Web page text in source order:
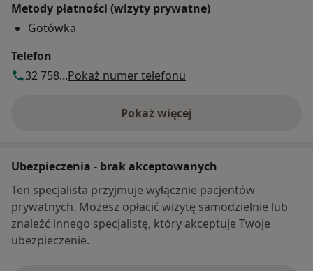
Metody płatności (wizyty prywatne)
Gotówka
Telefon
32 758...Pokaż numer telefonu
Pokaż więcej
o adresie
Ubezpieczenia - brak akceptowanych
Ten specjalista przyjmuje wyłącznie pacjentów
prywatnych. Możesz opłacić wizytę samodzielnie lub
znaleźć innego specjalistę, który akceptuje Twoje
ubezpieczenie.